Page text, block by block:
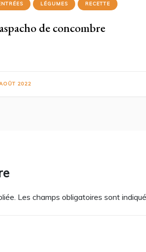
LÉGUMES RECETTE
de concombre
2022
Les champs obligatoires sont